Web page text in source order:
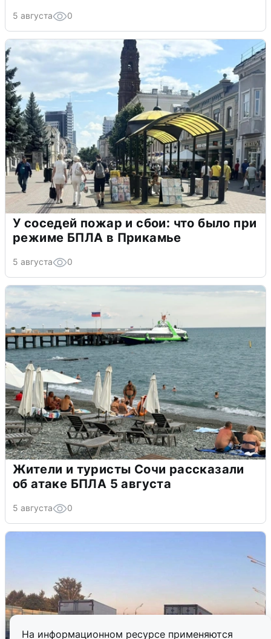
На информационном ресурсе применяются
5 августа 0
У соседей пожар и сбои: что было при
режиме БПЛА в Прикамье
5 августа 0
Жители и туристы Сочи рассказали
об атаке БПЛА 5 августа
5 августа 0